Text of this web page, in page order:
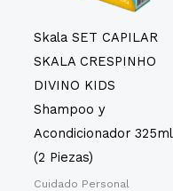
Skala SET CAPILAR
SKALA CRESPINHO
DIVINO KIDS
Shampoo y
Acondicionador 325ml
(2 Piezas)
Cuidado Personal